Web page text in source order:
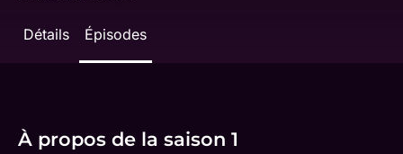
Détails Épisodes
À propos de la saison 1